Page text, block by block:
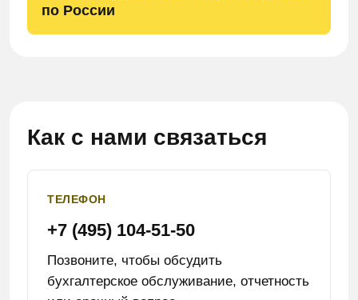
по России
Как с нами связаться
ТЕЛЕФОН
+7 (495) 104-51-50
Позвоните, чтобы обсудить
бухгалтерское обслуживание, отчетность